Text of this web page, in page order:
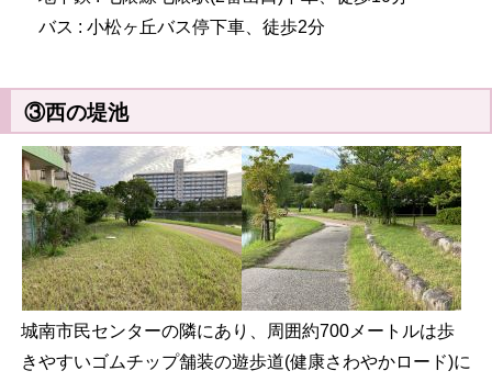
バス : 小松ヶ丘バス停下車、徒歩2分
③西の堤池
城南市民センターの隣にあり、周囲約700メートルは歩
きやすいゴムチップ舗装の遊歩道(健康さわやかロード)に